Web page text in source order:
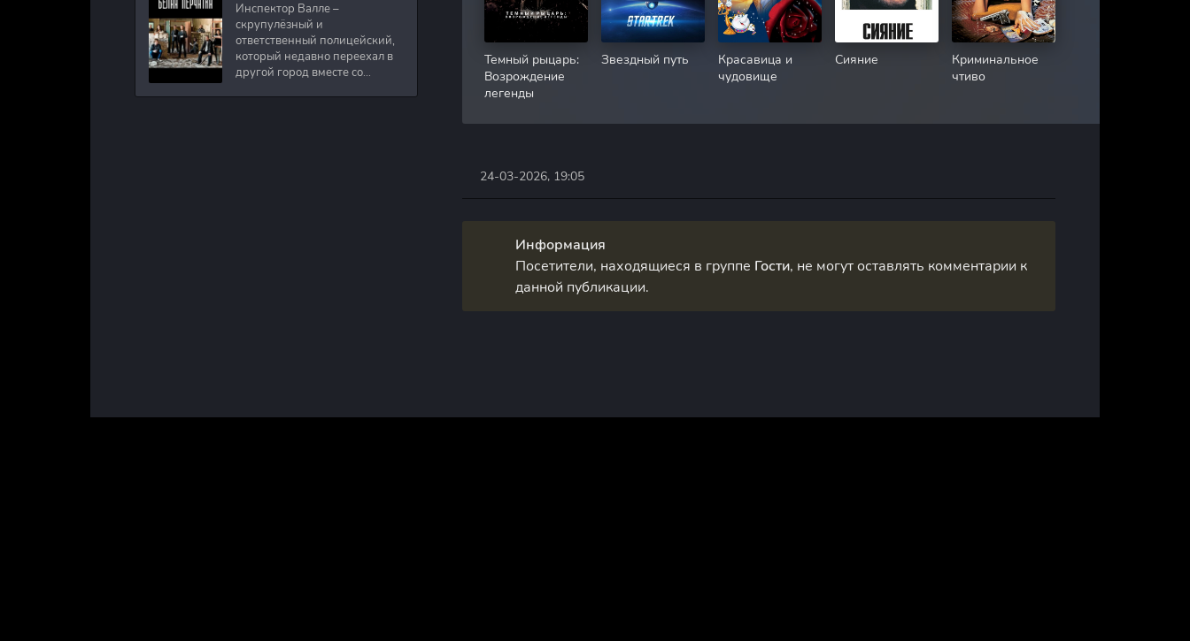
Темный рыцарь:
Возрождение
легенды
Звездный путь
Красавица и
чудовище
Сияние
Криминальное
чтиво
24-03-2026, 19:05
Информация
Посетители, находящиеся в группе Гости, не могут оставлять комментарии к
данной публикации.
Инспектор Валле –
скрупулёзный и
ответственный полицейский,
который недавно переехал в
другой город вместе со